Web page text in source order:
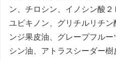
ン、チロシン、イノシン酸２
ユビキノン、グリチルリチ
ンジ果皮油、グレープフル
シン油、アトラスシーダー